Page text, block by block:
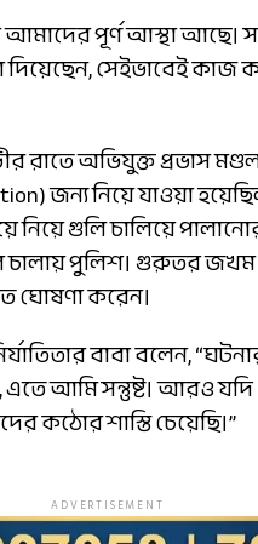
আমাদের পূর্ণ আস্থা
দিয়েছেন, সেইভাবেই
রাতে অভিযুক্ত প্রভাস
জন্য নিয়ে যাওয়া
নিয়ে গুলি চালিয়ে
চালায় পুলিশ। গুরুতর
ঘোষণা করেন।
বাবা বলেন,
আমি সন্তুষ্ট। আরও
কঠোর শাস্তি চেয়েছি।”
ADVERTISEMENT